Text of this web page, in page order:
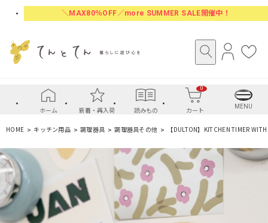
＼MAX80％OFF／more SUMMER SALE開催中！
に
入
り
ホーム 新着・再入荷 読みもの カート
0
MENU
HOME キッチン用品 調理器具 調理器具その他 【DULTON】KITCHEN TIMER